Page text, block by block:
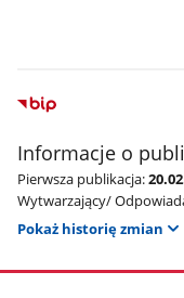
Informacje o
Pierwsza publikacja:
Wytwarzający/
Pokaż historię zmian